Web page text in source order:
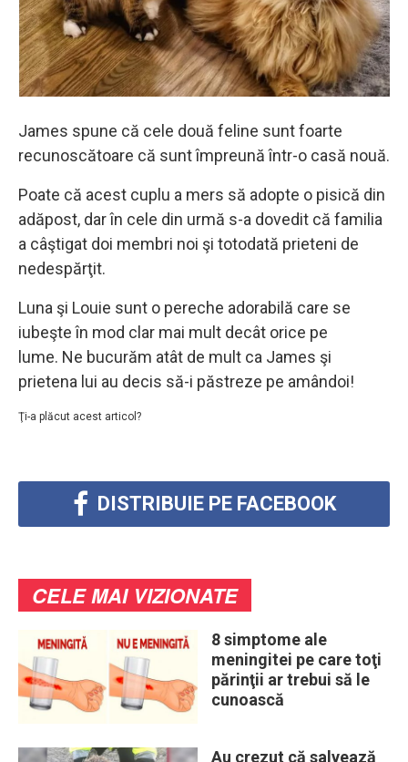
James spune că cele două feline sunt foarte
recunoscătoare că sunt împreună într-o casă nouă.
Poate că acest cuplu a mers să adopte o pisică din
adăpost, dar în cele din urmă s-a dovedit că familia
a câştigat doi membri noi şi totodată prieteni de
nedespărţit.
Luna şi Louie sunt o pereche adorabilă care se
iubeşte în mod clar mai mult decât orice pe
lume. Ne bucurăm atât de mult ca James şi
prietena lui au decis să-i păstreze pe amândoi!
Ţi-a plăcut acest articol?
DISTRIBUIE PE FACEBOOK
CELE MAI VIZIONATE
8 simptome ale
meningitei pe care toţi
părinţii ar trebui să le
cunoască
Au crezut că salvează